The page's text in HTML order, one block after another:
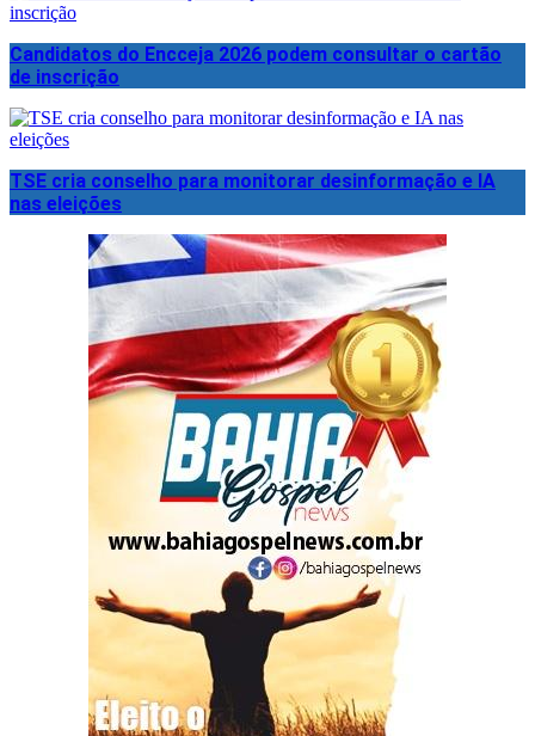
Candidatos do Encceja 2026 podem consultar o cartão
de inscrição
TSE cria conselho para monitorar desinformação e IA
nas eleições